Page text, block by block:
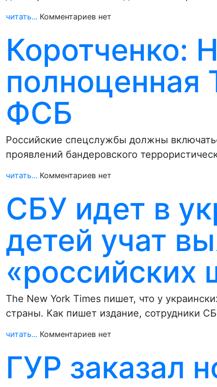
читать... Комментариев нет
Коротченко:
полноценная
ФСБ
Российские спецслужбы должны
проявлений бандеровского
читать... Комментариев нет
СБУ идет в
детей учат
«российских
The New York Times пишет, что у
страны. Как пишет издание, сотрудники
читать... Комментариев нет
ГУР заказал